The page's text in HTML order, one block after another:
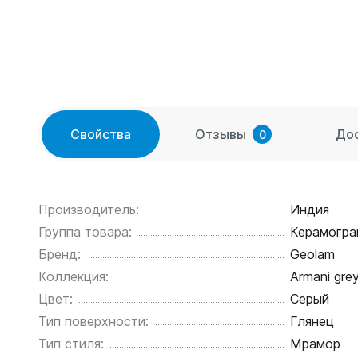
Свойства Отзывы 0
Производитель:
Индия
Группа товара:
Бренд:
Geolam
Коллекция:
Armani
Цвет:
Серый
Тип поверхности:
Глянец
Тип стиля:
Мрамор